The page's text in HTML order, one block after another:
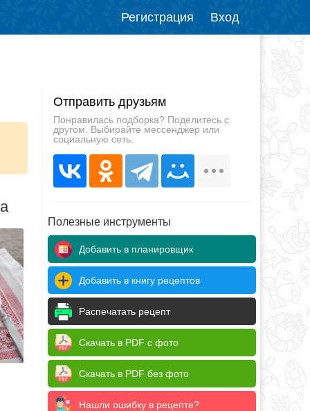
Регистрация Вход
Отправить друзьям
Понравилась подборка? Поделитесь с
другом. Выбирайте мессенджер или
социальную сеть.
Полезные инструменты
Добавить в планировщик
Добавить в книгу рецептов
Распечатать рецепт
Скачать в PDF с фото
Скачать в PDF без фото
Нашли ошибку в рецепте?